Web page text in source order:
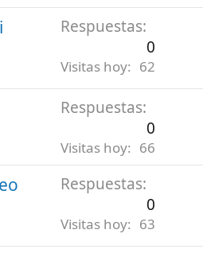
Respuestas
0
Visitas hoy 62
Respuestas
0
Visitas hoy 66
Respuestas
0
Visitas hoy 63